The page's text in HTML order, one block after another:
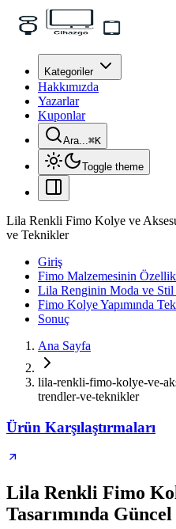
Kategoriler
Hakkımızda
Yazarlar
Kuponlar
Ara...⌘K
Toggle theme
Lila Renkli Fimo Kolye ve
ve Teknikler
Giriş
Fimo Malzemesinin
Lila Renginin Moda ve
Fimo Kolye Yapımında
Sonuç
Ana Sayfa
lila-renkli-fimo-kolye-ve-
trendler-ve-teknikler
Ürün Karşılaştırmaları
Lila Renkli Fimo
Tasarımında